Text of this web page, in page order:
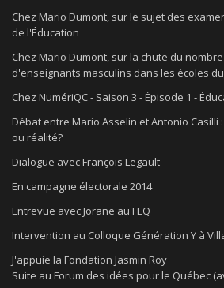
Chez Mario Dumont, sur le sujet des
de l'Éducation
Chez Mario Dumont, sur la chute du
d'enseignants masculins dans les écoles
Chez NumériQC - Saison 3 - Épisode 1 -
Débat entre Mario Asselin et Antonio Casilli
ou réalité?
Dialogue avec François Legault
En campagne électorale 2014
Entrevue avec Jorane au FEQ
Intervention au Colloque Génération Y à
J'appuie la Fondation Jasmin Roy
Suite au Forum des idées pour le Québec